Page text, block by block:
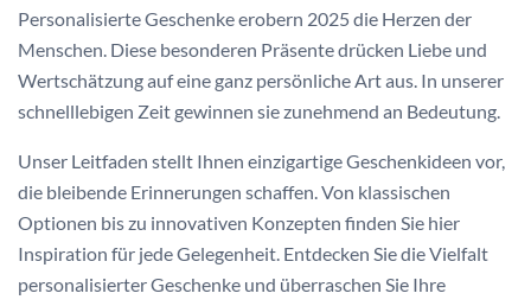
Personalisierte Geschenke erobern 2025 die Herzen der
Menschen. Diese besonderen Präsente drücken Liebe und
Wertschätzung auf eine ganz persönliche Art aus. In unserer
schnelllebigen Zeit gewinnen sie zunehmend an Bedeutung.
Unser Leitfaden stellt Ihnen einzigartige Geschenkideen vor,
die bleibende Erinnerungen schaffen. Von klassischen
Optionen bis zu innovativen Konzepten finden Sie hier
Inspiration für jede Gelegenheit. Entdecken Sie die Vielfalt
personalisierter Geschenke und überraschen Sie Ihre